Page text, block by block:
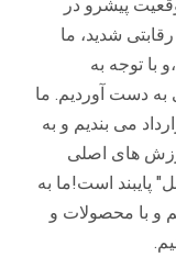
پیشرو در
شدید، ما
با توجه به
به دست آوردیم. ما
می بندیم و به
های اصلی
پایبند است!ما به
و با محصولات و